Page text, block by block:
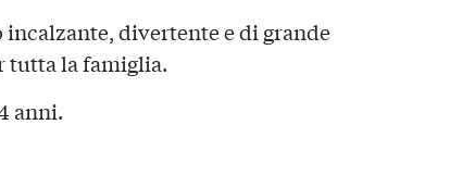
divertente e di grande
tutta la famiglia.
anni.